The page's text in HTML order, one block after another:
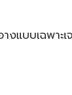
บบเฉพาะเจ